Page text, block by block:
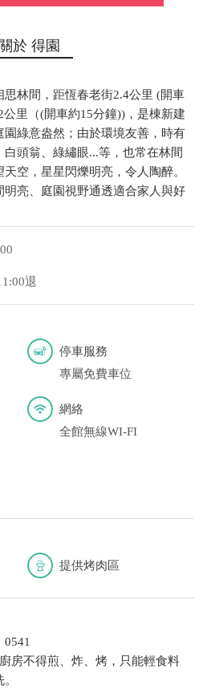
關於 得園
思林間，距恆春老街2.4公里 (開車
里（(開車約15分鐘))，是棟新建
綠意盎然；由於環境友善，時有
頭翁、綠繡眼...等，也常在林間
空，星星閃爍明亮，令人陶醉。
亮、庭園視野通透適合家人與好
退
停車服務
專屬免費車位
網絡
全館無線WI-FI
提供烤肉區
房不得煎、炸、烤，只能輕食料